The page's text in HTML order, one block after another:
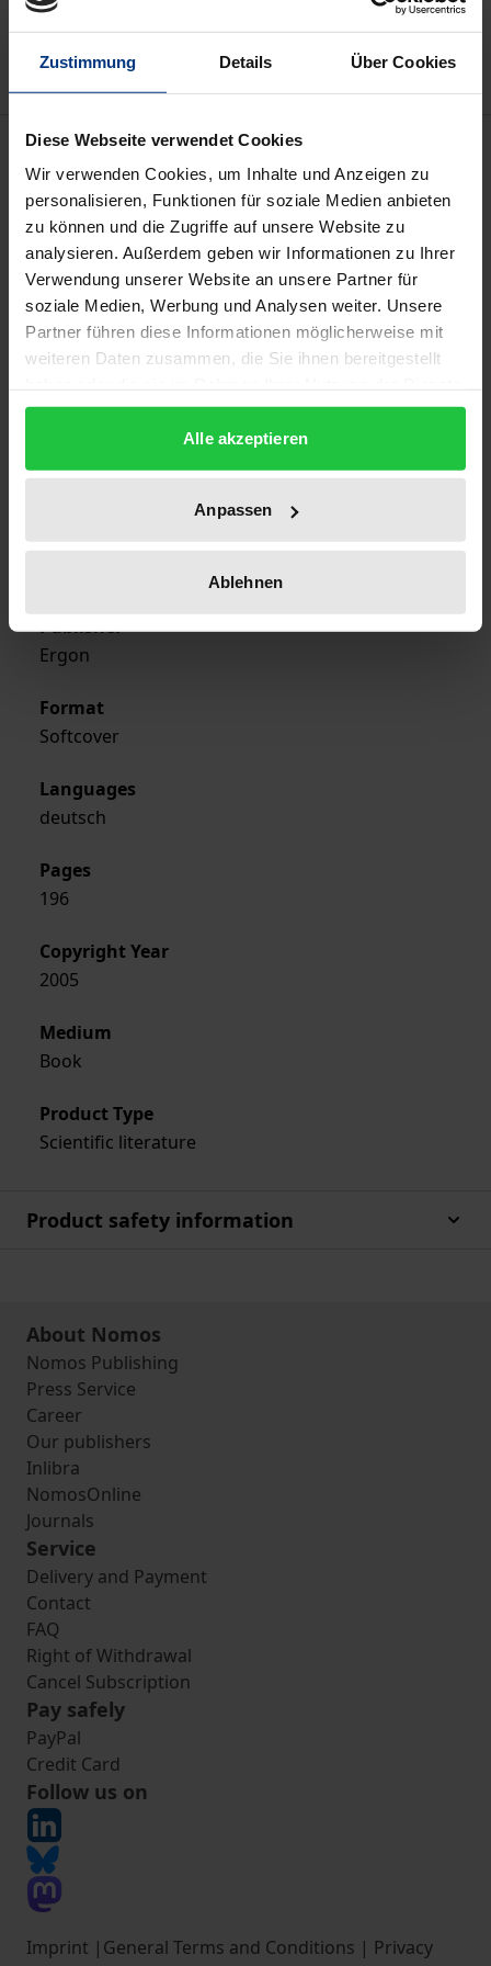
Zustimmung Details Über Cookies
Diese Webseite verwendet Cookies
Wir verwenden Cookies, um Inhalte und Anzeigen zu
personalisieren, Funktionen für soziale Medien anbieten
zu können und die Zugriffe auf unsere Website zu
analysieren. Außerdem geben wir Informationen zu Ihrer
Verwendung unserer Website an unsere Partner für
soziale Medien, Werbung und Analysen weiter. Unsere
Partner führen diese Informationen möglicherweise mit
weiteren Daten zusammen, die Sie ihnen bereitgestellt
gesammelt haben.
Alle akzeptieren
Anpassen
Ablehnen
Delivery cost notice
Bibliographical data
Edition
1
ISBN
978-3-89913-429-2
Eine erziehungsphilosophische Reflexion
Publication Date
Year of Publication
Publisher
Ergon
Format
Softcover
Languages
deutsch
Pages
196
Copyright Year
2005
Medium
Book
Product Type
Scientific literature
Product safety information
About Nomos
Nomos Publishing
Press Service
Career
Our publishers
Inlibra
NomosOnline
Journals
Service
Delivery and Payment
Contact
FAQ
Right of Withdrawal
Cancel Subscription
Pay safely
PayPal
Credit Card
Follow us on
Imprint | General Terms and Conditions | Privacy